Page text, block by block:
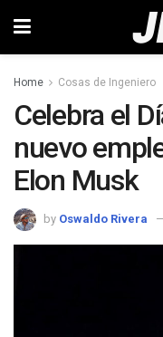
Home Cosas de Ingeniero
Celebra el
nuevo
Elon Musk
by Oswaldo Rivera